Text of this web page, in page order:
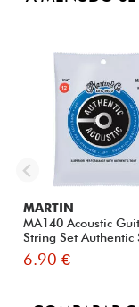
MARTIN
MA140 Acoustic
String Set Authentic
6.90 €